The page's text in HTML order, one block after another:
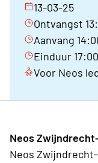
13-03-25
Ontvangst
Aanvang
Einduur 17:00
Voor Neos
Neos
Neos